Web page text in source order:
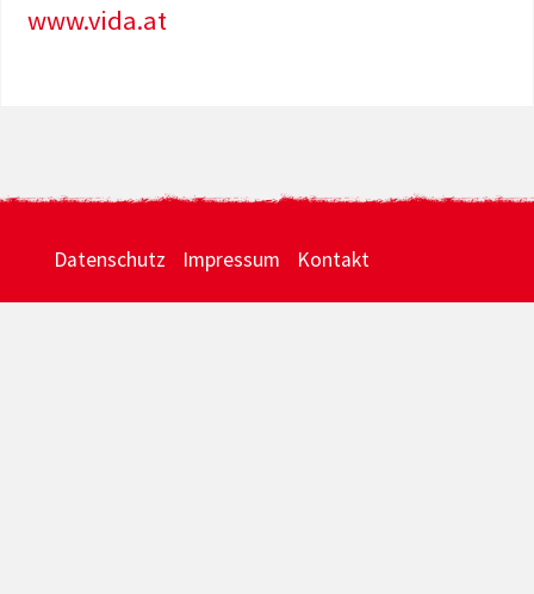
www.vida.at
Datenschutz Impressum Kontakt